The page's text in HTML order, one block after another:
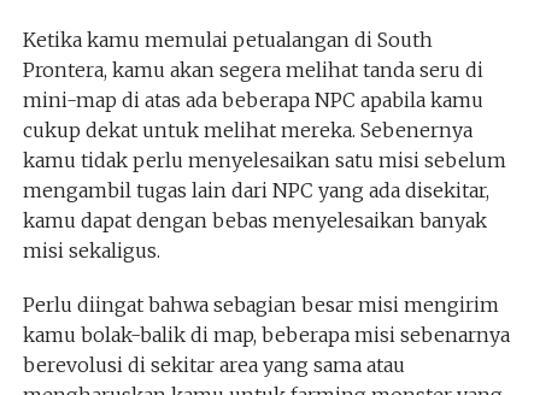
Ketika kamu memulai petualangan di South
Prontera, kamu akan segera melihat tanda seru di
mini-map di atas ada beberapa NPC apabila kamu
cukup dekat untuk melihat mereka. Sebenernya
kamu tidak perlu menyelesaikan satu misi sebelum
mengambil tugas lain dari NPC yang ada disekitar,
kamu dapat dengan bebas menyelesaikan banyak
misi sekaligus.
Perlu diingat bahwa sebagian besar misi mengirim
kamu bolak-balik di map, beberapa misi sebenarnya
berevolusi di sekitar area yang sama atau